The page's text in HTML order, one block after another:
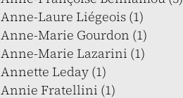
Anne-Laure Liégeois (1)
Anne-Marie Gourdon (1)
Anne-Marie Lazarini (1)
Annette Leday (1)
Annie Fratellini (1)